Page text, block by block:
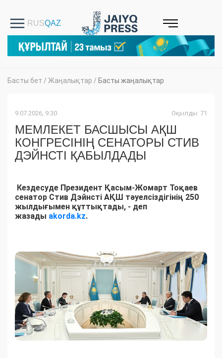
Басты бет / Жаңалықтар / Басты жаңалықтар
9.07.2026, 9:30 Оқылды: 71
МЕМЛЕКЕТ БАСШЫСЫ АҚШ
КОНГРЕСІНІҢ СЕНАТОРЫ СТИВ
ДЭЙНСТІ ҚАБЫЛДАДЫ
Кездесуде Президент Қасым-Жомарт Тоқаев
сенатор Стив Дэйнсті АҚШ тәуелсіздігінің 250
жылдығымен құттықтады, - деп
жазады akorda.kz.